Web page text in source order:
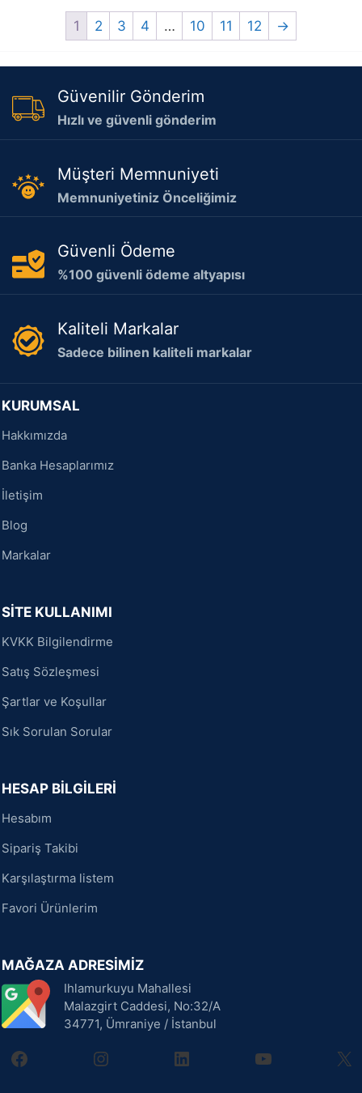
1 2 3 4 … 10 11 12 →
Güvenilir Gönderim
Hızlı ve güvenli gönderim
Müşteri Memnuniyeti
Memnuniyetiniz Önceliğimiz
Güvenli Ödeme
%100 güvenli ödeme altyapısı
Kaliteli Markalar
Sadece bilinen kaliteli markalar
KURUMSAL
Hakkımızda
Banka Hesaplarımız
İletişim
Blog
Markalar
SİTE KULLANIMI
KVKK Bilgilendirme
Satış Sözleşmesi
Şartlar ve Koşullar
Sık Sorulan Sorular
HESAP BİLGİLERİ
Hesabım
Sipariş Takibi
Karşılaştırma listem
Favori Ürünlerim
MAĞAZA ADRESİMİZ
Ihlamurkuyu Mahallesi
Malazgirt Caddesi, No:32/A
34771, Ümraniye / İstanbul
facebookinstagramlinkedin youtube X